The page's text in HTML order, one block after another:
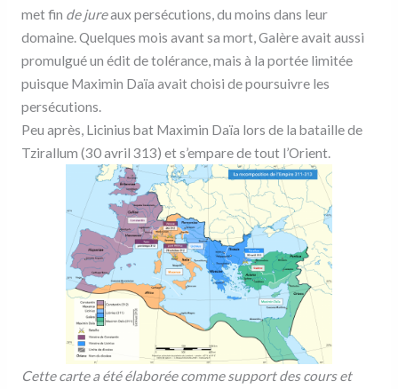
met fin de jureaux persécutions, du moins dans leur
domaine. Quelques mois avant sa mort, Galère avait aussi
promulgué un édit de tolérance, mais à la portée limitée
puisque Maximin Daïa avait choisi de poursuivre les
persécutions.
Peu après, Licinius bat Maximin Daïa lors de la bataille de
Tzirallum (30 avril 313) et s’empare de tout l’Orient.
Cette carte a été élaborée comme support des cours et